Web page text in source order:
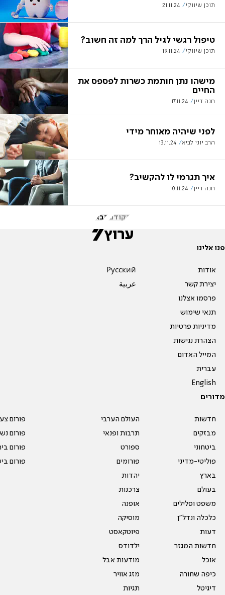
תוכן שיווקי 21.11.24
טיפול רגשי לגיל הרך למה זה חשוב?
תוכן שיווקי 19.11.24
מישהו נתן חותמת כשרות לפספס את
החיים
חנה דיין 17.11.24
לפני שיהיה מאוחר מידי
הרב יוני לביא 13.11.24
איך תגרמי לו להקשיב?
חנה דיין 10.11.24
הקודם הבא
פנו אלינו
אודות
יצירת קשר
פרסמו אצלנו
תנאי שימוש
מדיניות פרטיות
הצהרת נגישות
המייל האדום
עברית
English
Pусский
عربية
מדורים
חדשות
מבזקים
ביטחוני
פוליטי-מדיני
בארץ
בעולם
משפט ופלילים
כלכלה ונדל"ן
דעות
חדשות המגזר
אוכל
כיפה שחורה
דיגיטל
העולם הערבי
תרבות ופנאי
ספורט
פורומים
יהדות
צרכנות
אופנה
מוסיקה
פיוטקאסט
ילדודס
מודעות אבל
מזג אוויר
תגיות
פורום
פורום
פורום
פורום